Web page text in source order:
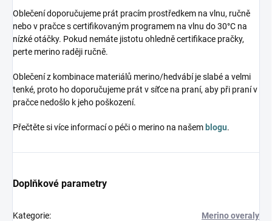
Oblečení doporučujeme prát pracím prostředkem na vlnu, ručně
nebo v pračce s certifikovaným programem na vlnu do 30°C na
nízké otáčky. Pokud nemáte jistotu ohledně certifikace pračky,
perte merino raději ručně.
Oblečení z kombinace materiálů merino/hedvábí je slabé a velmi
tenké, proto ho doporučujeme prát v síťce na praní, aby při praní v
pračce nedošlo k jeho poškození.
Přečtěte si více informací o péči o merino na našem blogu.
Doplňkové parametry
Kategorie: Merino overaly